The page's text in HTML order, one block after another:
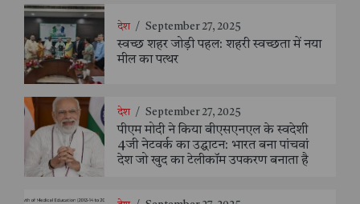
देश / September 27, 2025
स्वच्छ शहर जोड़ी पहल: शहरी स्वच्छता में नया
मील का पत्थर
देश / September 27, 2025
पीएम मोदी ने किया बीएसएनएल के स्वदेशी
4जी नेटवर्क का उद्घाटन: भारत बना पांचवां
देश जो खुद का टेलीकॉम उपकरण बनाता है